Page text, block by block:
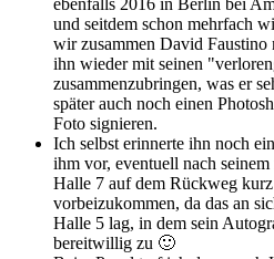
und seitdem schon mehrfach
wir zusammen David Faustino
ihn wieder mit seinen
zusammenzubringen, was er
später auch noch einen
Foto signieren.
Ich selbst erinnerte ihn noch
ihm vor, eventuell nach
Halle 7 auf dem Rückweg
vorbeizukommen, da das an
Halle 5 lag, in dem sein
bereitwillig zu 🙂